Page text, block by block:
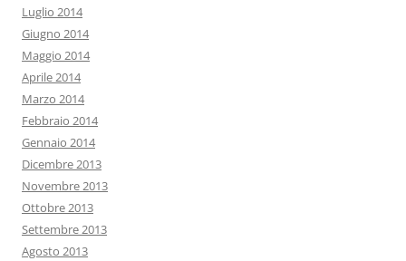
Luglio 2014
Giugno 2014
Maggio 2014
Aprile 2014
Marzo 2014
Febbraio 2014
Gennaio 2014
Dicembre 2013
Novembre 2013
Ottobre 2013
Settembre 2013
Agosto 2013